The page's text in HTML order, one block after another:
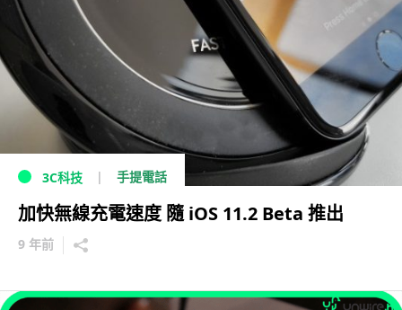
3C科技 手提電話
加快無線充電速度 隨 iOS 11.2 Beta 推出
9 年前